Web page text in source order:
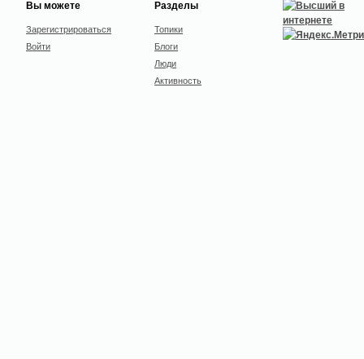
Вы можете
Зарегистрироваться
Войти
Разделы
Топики
Блоги
Люди
Активность